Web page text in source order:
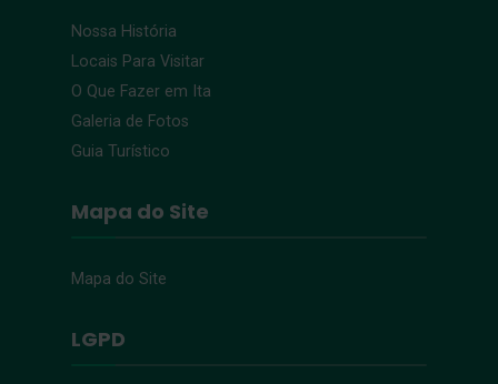
Nossa História
Locais Para Visitar
O Que Fazer em Ita
Galeria de Fotos
Guia Turístico
Mapa do Site
Mapa do Site
LGPD